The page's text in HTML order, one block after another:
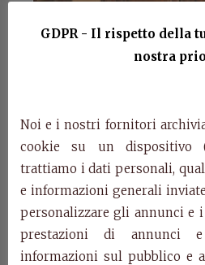
E603 –
Stand Dogi
GDPR - Il rispetto della
nostra
Noi e i nostri fornitori
cookie su un dispositivo
trattiamo i dati personali,
e informazioni generali
personalizzare gli annunci e
prestazioni di annunci e
informazioni sul pubblico e